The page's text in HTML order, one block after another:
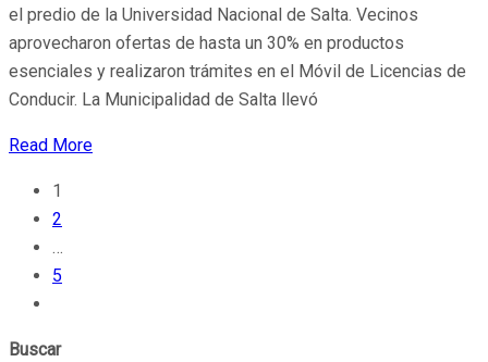
el predio de la Universidad Nacional de Salta. Vecinos
aprovecharon ofertas de hasta un 30% en productos
esenciales y realizaron trámites en el Móvil de Licencias de
Conducir. La Municipalidad de Salta llevó
Read More
1
2
…
5
Buscar